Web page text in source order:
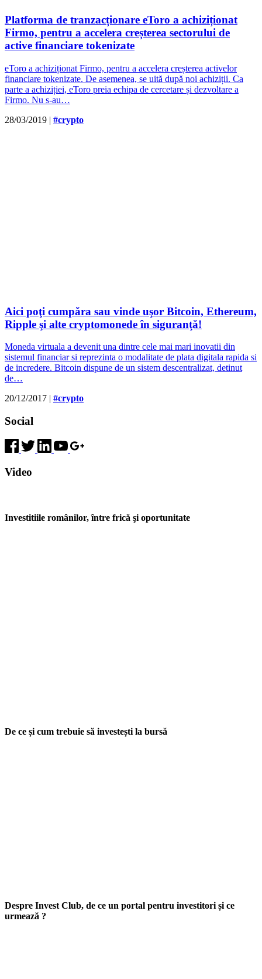
Platforma de tranzacționare eToro a achiziționat
Firmo, pentru a accelera creșterea sectorului de
active financiare tokenizate
eToro a achiziționat Firmo, pentru a accelera creșterea activelor
financiare tokenizate. De asemenea, se uită după noi achiziții. Ca
parte a achiziției, eToro preia echipa de cercetare și dezvoltare a
Firmo. Nu s-au…
28/03/2019 | #crypto
Aici poţi cumpăra sau vinde uşor Bitcoin, Ethereum,
Ripple şi alte cryptomonede în siguranţă!
Moneda virtuala a devenit una dintre cele mai mari inovatii din
sistemul financiar si reprezinta o modalitate de plata digitala rapida si
de incredere. Bitcoin dispune de un sistem descentralizat, detinut
de…
20/12/2017 | #crypto
Social
Video
Investitiile românilor, între frică şi oportunitate
De ce și cum trebuie să investești la bursă
Despre Invest Club, de ce un portal pentru investitori și ce
urmează ?